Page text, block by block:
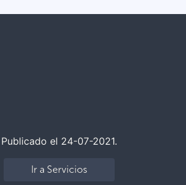
Publicado el 24-07-2021.
Ir a Servicios